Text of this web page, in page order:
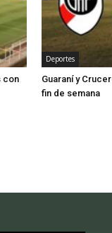
con
Deportes
Guaraní y
fin de semana